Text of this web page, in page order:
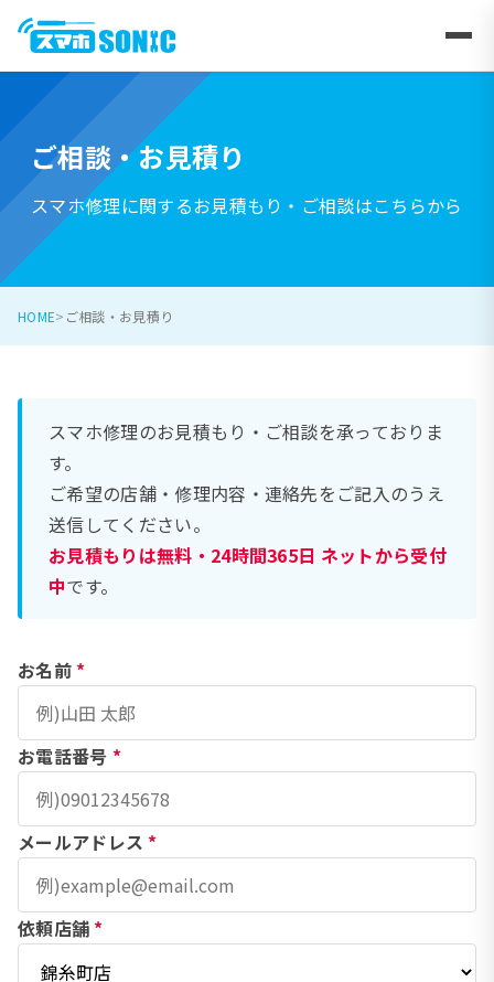
ご相談・お見積り
スマホ修理に関するお見積もり・ご相談はこちらから
HOME ご相談・お見積り
スマホ修理のお見積もり・ご相談を承っておりま
す。
ご希望の店舗・修理内容・連絡先をご記入のうえ
送信してください。
お見積もりは無料・24時間365日 ネットから受付
中です。
お名前 *
お電話番号 *
メールアドレス *
依頼店舗 *